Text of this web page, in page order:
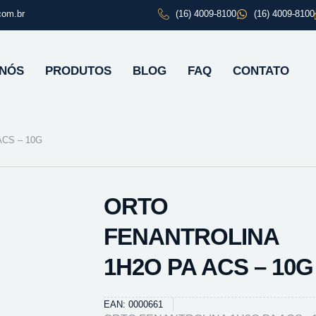
(16) 4009-8100 (16) 4009-8100
PRODUTOS BLOG FAQ CONTATO
– 10G
ORTO
FENANTROLINA
1H2O PA ACS – 10G
EAN: 0000661